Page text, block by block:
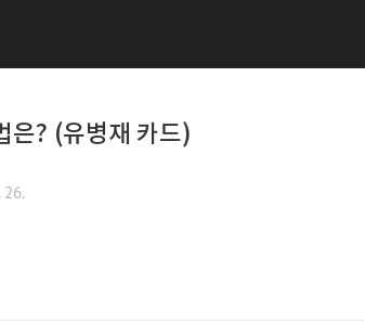
은? (유병재 카드)
26.